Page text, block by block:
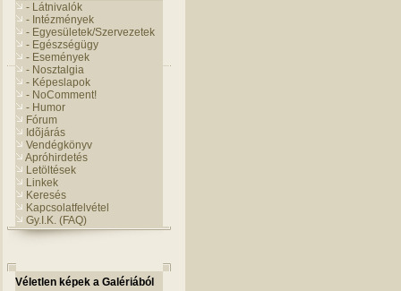
- Látnivalók
- Intézmények
- Egyesületek/Szervezetek
- Egészségügy
- Események
- Nosztalgia
- Képeslapok
- NoComment!
- Humor
Fórum
Idõjárás
Vendégkönyv
Apróhirdetés
Letöltések
Linkek
Keresés
Kapcsolatfelvétel
Gy.I.K. (FAQ)
Véletlen képek a Galériából